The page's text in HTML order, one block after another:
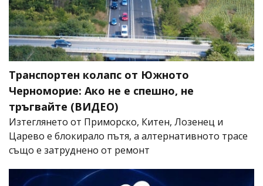
Транспортен колапс от Южното
Черноморие: Ако не е спешно, не
тръгвайте (ВИДЕО)
Изтеглянето от Приморско, Китен, Лозенец и
Царево е блокирало пътя, а алтернативното трасе
също е затруднено от ремонт